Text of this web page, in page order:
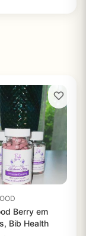
Berry em
Bib Health